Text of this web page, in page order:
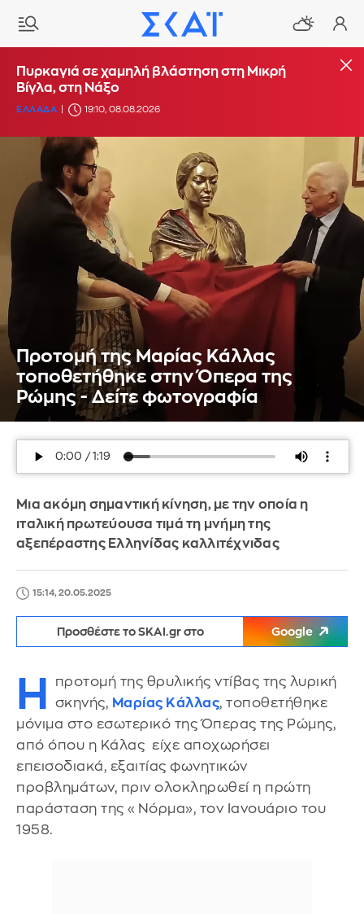
Πυρκαγιά σε χαμηλή βλάστηση στη Μικρή
Βίγλα, στη Νάξο
ΕΛΛΑΔΑ 19:10, 08.08.2026
Προτομή της Μαρίας Κάλλας
τοποθετήθηκε στην Όπερα της
Ρώμης - Δείτε φωτογραφία
Μια ακόμη σημαντική κίνηση, με την οποία η
ιταλική πρωτεύουσα τιμά τη μνήμη της
αξεπέραστης Ελληνίδας καλλιτέχνιδας
15:14, 20.05.2025
Προσθέστε το SKAI.gr στο Google
Η
προτομή της θρυλικής ντίβας της λυρική
σκηνής, Μαρίας Κάλλας, τοποθετήθηκε
μόνιμα στο εσωτερικό της Όπερας της Ρώμης,
από όπου η Κάλας είχε αποχωρήσει
επεισοδιακά, εξαιτίας φωνητικών
προβλημάτων, πριν ολοκληρωθεί η πρώτη
παράσταση της «Νόρμα», τον Ιανουάριο του
1958.